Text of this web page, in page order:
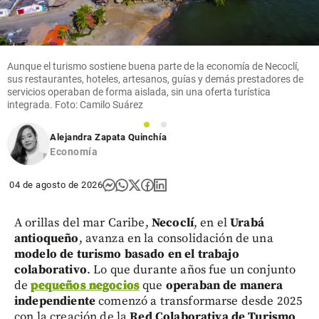
rentable
vivir de la
danza en
Medellín?
hace 16
horas
share
Aunque el turismo sostiene buena parte de la economía de Necoclí,
sus restaurantes, hoteles, artesanos, guías y demás prestadores de
servicios operaban de forma aislada, sin una oferta turística
integrada. Foto: Camilo Suárez
1
2
Alejandra Zapata Quinchía
Economía
04 de agosto de 2026
A orillas del mar Caribe, Necoclí, en elUrabá
antioqueño, avanza en la consolidación de una
modelo de turismo basado en el trabajo
colaborativo. Lo que durante años fue un conjunto
depequeños negociosque operaban de manera
independientecomenzó a transformarse desde 2025